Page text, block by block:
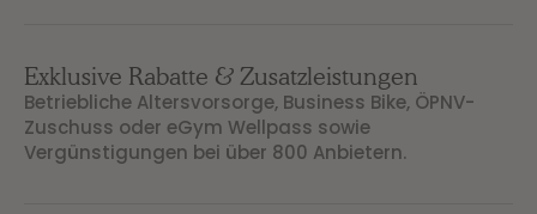
Exklusive Rabatte & Zusatzleistungen
Betriebliche Altersvorsorge, Business Bike, ÖPNV-
Zuschuss oder eGym Wellpass sowie
Vergünstigungen bei über 800 Anbietern.